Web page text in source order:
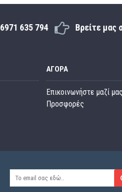
6971 635 794 Βρείτε μας
ΑΓΟΡΆ
Επικοινωνήστε μαζί μας
Προσφορές